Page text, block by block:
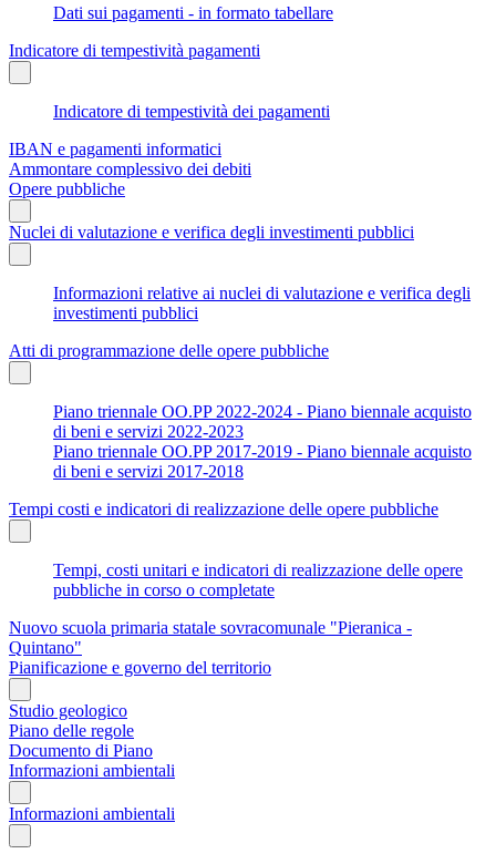
Dati sui pagamenti - in formato tabellare
Indicatore di tempestività pagamenti
Indicatore di tempestività dei pagamenti
IBAN e pagamenti informatici
Ammontare complessivo dei debiti
Opere pubbliche
Nuclei di valutazione e verifica degli investimenti pubblici
Informazioni relative ai nuclei di valutazione e verifica degli
investimenti pubblici
Atti di programmazione delle opere pubbliche
Piano triennale OO.PP 2022-2024 - Piano biennale acquisto
di beni e servizi 2022-2023
Piano triennale OO.PP 2017-2019 - Piano biennale acquisto
di beni e servizi 2017-2018
Tempi costi e indicatori di realizzazione delle opere pubbliche
Tempi, costi unitari e indicatori di realizzazione delle opere
pubbliche in corso o completate
Nuovo scuola primaria statale sovracomunale "Pieranica -
Quintano"
Pianificazione e governo del territorio
Studio geologico
Piano delle regole
Documento di Piano
Informazioni ambientali
Informazioni ambientali